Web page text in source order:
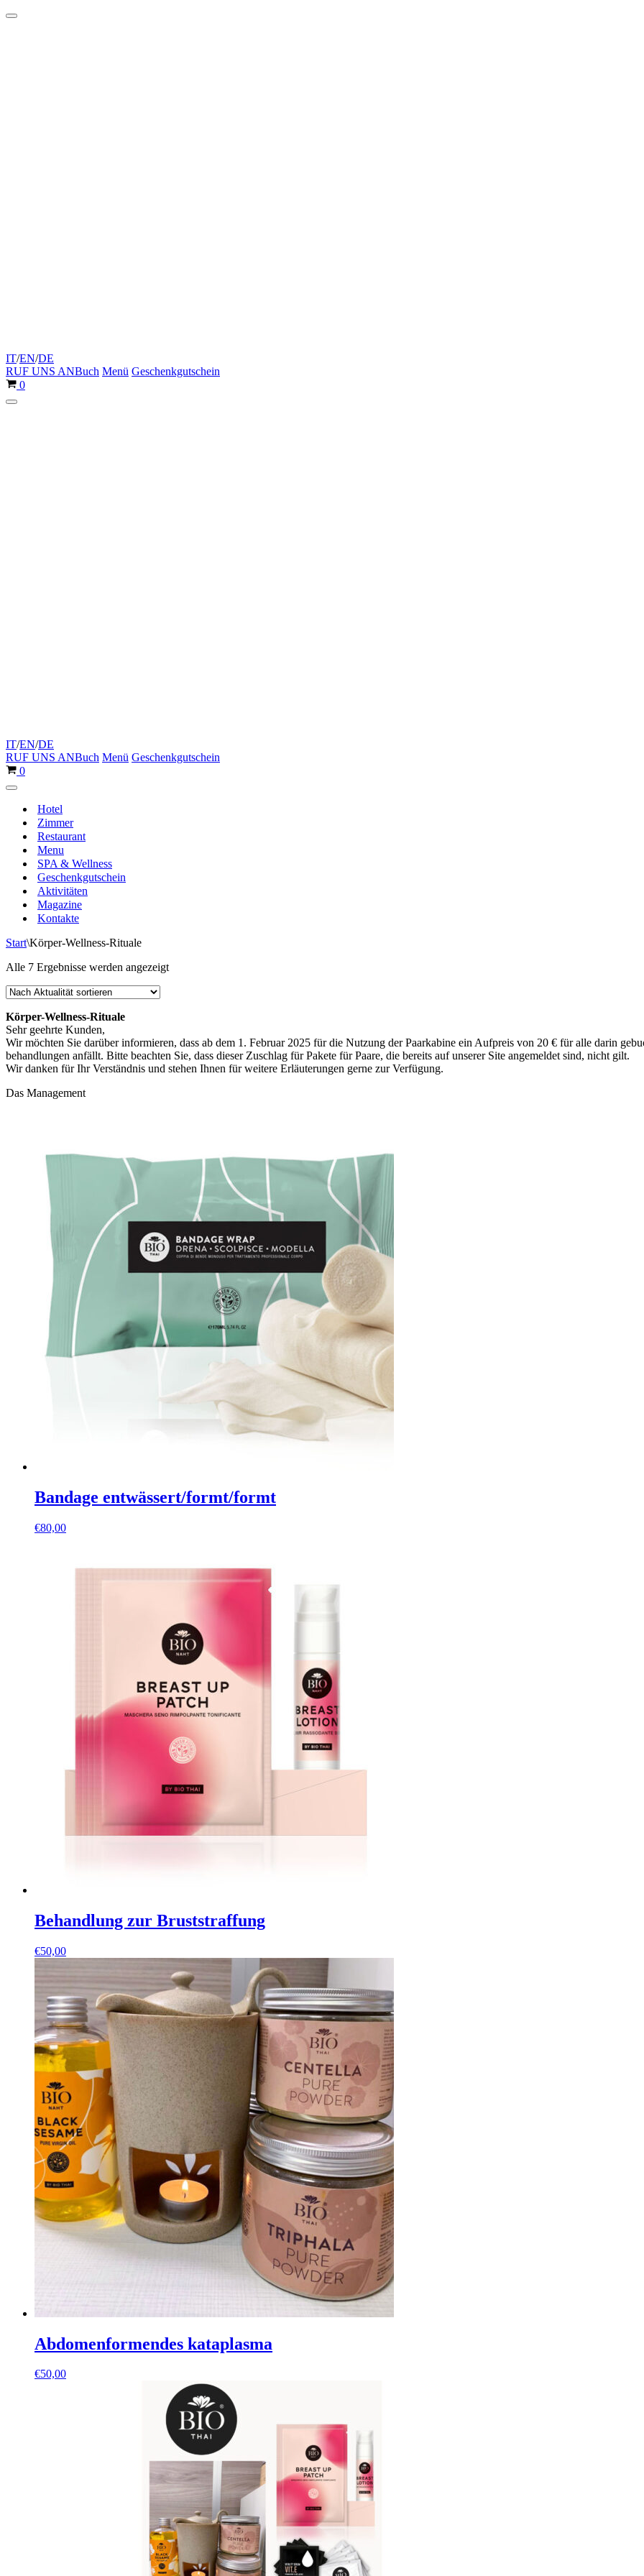
Navigationsmenü
IT/EN/DE
RUF UNS ANBuch Menü Geschenkgutschein
Warenkorb
0
Navigationsmenü
IT/EN/DE
RUF UNS ANBuch Menü Geschenkgutschein
Warenkorb
0
Navigationsmenü
Hotel
Zimmer
Restaurant
Menu
SPA & Wellness
Geschenkgutschein
Aktivitäten
Magazine
Kontakte
Start\Körper-Wellness-Rituale
Alle 7 Ergebnisse werden angezeigtNach
Körper-Wellness-Rituale
Sehr geehrte Kunden,
Wir möchten Sie darüber informieren, dass ab dem 1. Februar 2025 für die Nutzung der Paarkabine ein Aufpreis von 20 € für alle darin
behandlungen anfällt. Bitte beachten Sie, dass dieser Zuschlag für Pakete für Paare, die bereits auf unserer Site angemeldet sind, nicht gilt.
Wir danken für Ihr Verständnis und stehen Ihnen für weitere Erläuterungen gerne zur Verfügung.
Das Management
Bandage entwässert/formt/formt
€80,00
Behandlung zur Bruststraffung
€50,00
Abdomenformendes kataplasma
€50,00